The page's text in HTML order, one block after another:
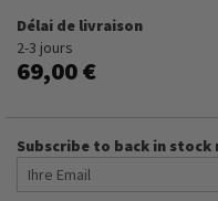
Délai de livraison
2-3 jours
69,00 €
Subscribe to back in